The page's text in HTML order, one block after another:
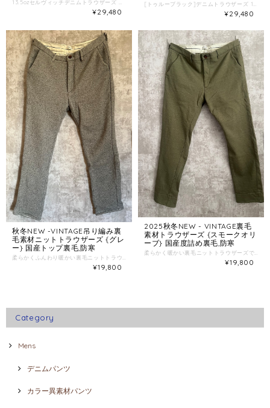
¥29,480
[トゥルーブラック]デニムトラウザーズ 13.5oz model 174cm 34インチ [仕様] color トゥルーブラックデニム ワンウォッシュ 天日干し済み SIZE 32.34.36 インチ 素材 岡山デニム13.5oz MADEINJAPAN Cotton 100% {シルエット} シルエットは太めのストレート、 ミリタリーチノトラウザーズに見かけデザインを国産セルビッチデニムにて製作しました。 斜めから手を入れるスラッシュポケットのデザインが特徴、 通常の5ポケットに比べて上品で大人なヴィンテージスタイルとなっています。 膝下から1~2CM程テーパードをかける事で、 ヴィンテージ感のあるストレートになっています。 {素材} 丁寧に時間をかけて織られたセルヴィッチデニム素材、しっかり分厚い13.5ozデニム。 上品でドレス感のあるトラウザーズデザインはCONTRIVANCEらしい珠玉の一本に仕上がっています。 素材、縫製も国内デニム専業工場で生産、こちらのヴィンテージデニムはオーナー様と一緒に時間を共有していくことでその人だけのアタリ、色落ちに育っていきます。 {カラー} トゥルーブラックは縦糸と横糸がブラックで織られており、通常のブラックデニムよりもトーンが深めのブラックデニムになります。 [洗濯方法] 洗濯の際、乾燥機の使用はご遠慮ください。大幅に縮む可能性があります。 現在、セルウィッチデニム生地と縫製工場の生産キャパが不足していた為、 生産数が各色3サイズ、合計20本の生産となっています。 またセルビッチのデニム生地は織るのに時間がかかるため次回納期は2026年の後半となります。 気になる方はお早めにご購入いただければ幸いです。 {採寸} 32インチ W86 H109 ワタリ35 ヒザ25 スソ２２.５ 股上25,5 股下86 cm 34インチ W91 H114 ワタリ37 ヒザ26 スソ２３.５ 股上26,6 股下86 cm 36インチ W96 H119 ワタリ38 ヒザ27 スソ24.5 股上27,7 股下86 cm シングルステッチであれば丈詰め可能です（無料） 丈詰めしたものは返品交換はお受け出来ません、 サイズに悩まれたらご相談ください。
¥29,480
秋冬NEW -VINTAGE吊り編み裏
毛素材ニットトラウザーズ {グレ
ー} 国産トップ裏毛,防寒
¥19,800
2025秋冬NEW - VINTAGE裏毛
素材トラウザーズ {スモークオリ
ーブ} 国産度詰め裏毛,防寒
¥19,800
Category
Mens
デニムパンツ
カラー異素材パンツ